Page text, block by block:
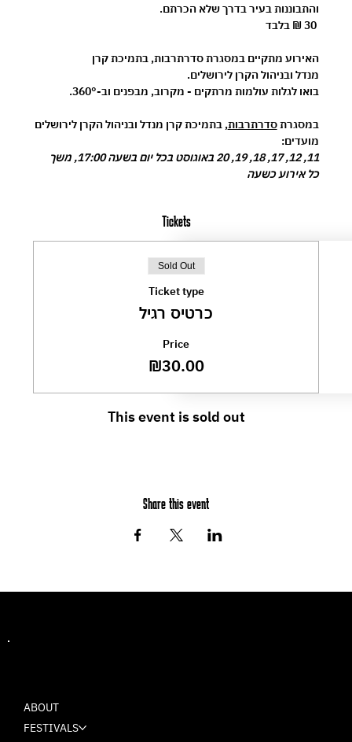
והתבוננות בעיר בדרך שלא הכרתם.
30 ₪ בלבד
האירוע מתקיים במסגרת סדרתרבות, בתמיכת קרן
מנדל ובניהול הקרן לירושלים.
בואו לגלות עולמות מרתקים - מקרוב, מבפנים וב-360°.
במסגרת סדרתרבות, בתמיכת קרן מנדל ובניהול הקרן לירושלים
מועדים:
11, 12, 17, 18, 19, 20 באוגוסט בכל יום בשעה 17:00, משך
כל אירוע כשעה
Tickets
Sold Out
Ticket type
כרטיס רגיל
Price
₪30.00
This event is sold out
Share this event
ABOUT
FESTIVALS